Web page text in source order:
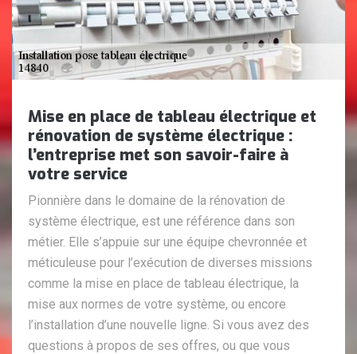
Mise en place de tableau électrique et
rénovation de système électrique :
l’entreprise met son savoir-faire à
votre service
Pionnière dans le domaine de la rénovation de
système électrique, est une référence dans son
métier. Elle s’appuie sur une équipe chevronnée et
méticuleuse pour l’exécution de diverses missions
comme la mise en place de tableau électrique, la
mise aux normes de votre système, ou encore
l’installation d’une nouvelle ligne. Si vous avez des
questions à propos de ses offres, ou que vous